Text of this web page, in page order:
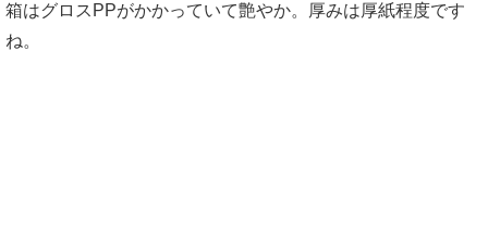
箱はグロスPPがかかっていて艶やか。厚みは厚紙程度です
ね。